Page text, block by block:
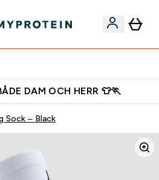
DAM OCH HERR 👕🏃
Sock – Black